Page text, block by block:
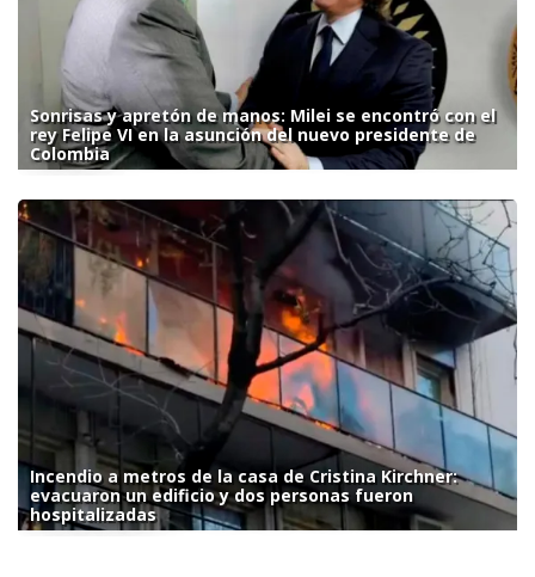
Sonrisas y apretón de manos: Milei se encontró con el
rey Felipe VI en la asunción del nuevo presidente de
Colombia
Incendio a metros de la casa de Cristina Kirchner:
evacuaron un edificio y dos personas fueron
hospitalizadas